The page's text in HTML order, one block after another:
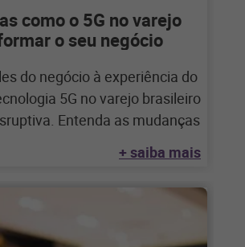
como o 5G no varejo
o seu negócio
do negócio à experiência do
5G no varejo brasileiro
Entenda as mudanças
+ saiba mais